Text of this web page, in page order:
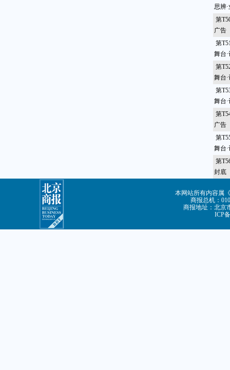
思辨
第
广告
第
舞台
第
舞台
第
舞台
第
广告
第
舞台
第
封底
本网站所有内容属
商报总机：
商报地址：北京
ICP